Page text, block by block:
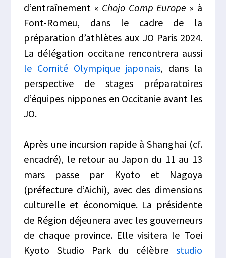
d’entraînement « Chojo Camp Europe » à
Font-Romeu, dans le cadre de la
préparation d’athlètes aux JO Paris 2024.
La délégation occitane rencontrera aussi
le Comité Olympique japonais, dans la
perspective de stages préparatoires
d’équipes nippones en Occitanie avant les
JO.
Après une incursion rapide à Shanghai (cf.
encadré), le retour au Japon du 11 au 13
mars passe par Kyoto et Nagoya
(préfecture d’Aichi), avec des dimensions
culturelle et économique. La présidente
de Région déjeunera avec les gouverneurs
de chaque province. Elle visitera le Toei
Kyoto Studio Park du célèbre studio